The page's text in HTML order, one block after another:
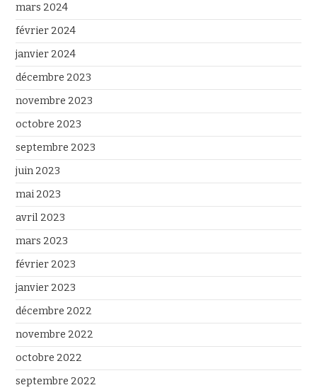
mars 2024
février 2024
janvier 2024
décembre 2023
novembre 2023
octobre 2023
septembre 2023
juin 2023
mai 2023
avril 2023
mars 2023
février 2023
janvier 2023
décembre 2022
novembre 2022
octobre 2022
septembre 2022